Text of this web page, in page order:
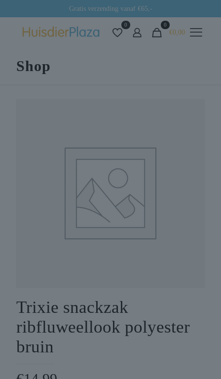
Gratis verzending vanaf €65,-
0 0
€0,00
Shop
Trixie snackzak
ribfluweellook polyester
bruin